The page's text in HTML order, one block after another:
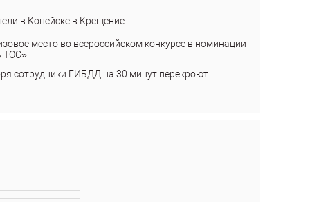
в Копейске в Крещение
место во всероссийском конкурсе в номинации
ТОС»
сотрудники ГИБДД на 30 минут перекроют